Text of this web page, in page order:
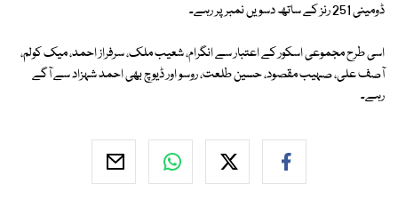
ڈومینی 251 رنز کے ساتھ دسویں نمبر پر رہے۔
اسی طرح مجموعی اسکور کے اعتبار سے انگرام، شعیب ملک، سرفراز احمد، میک کولم،
آصف علی، صہیب مقصود، حسین طلعت، روسو اور ڈیوچ بھی احمد شہزاد سے آگے
رہے۔